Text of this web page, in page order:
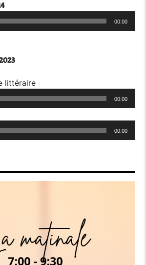
00:00
littéraire
00:00
00:00